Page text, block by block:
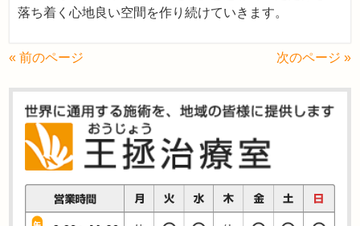
落ち着く心地良い空間を作り続けていきます。
« 前のページ 次のページ »